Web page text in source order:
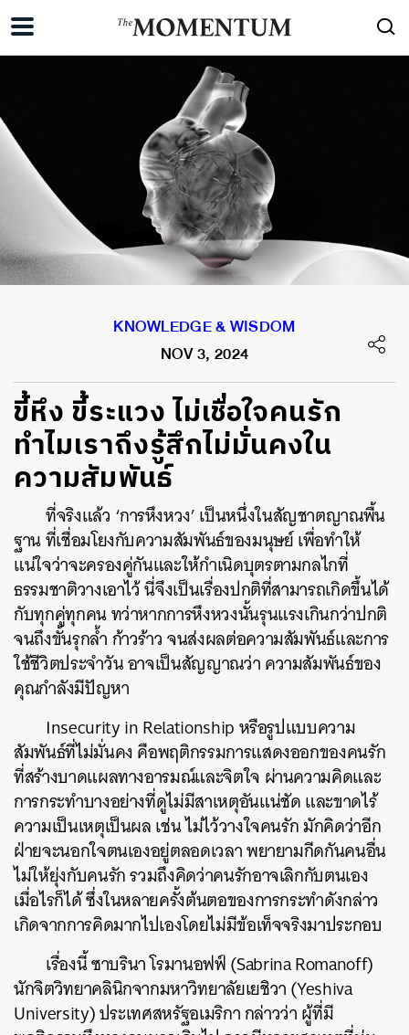
KNOWLEDGE & WISDOM
NOV 3, 2024
ขี้หึง ขี้ระแวง ไม่เชื่อใจคนรัก
ทำไมเราถึงรู้สึกไม่มั่นคงใน
ความสัมพันธ์
ที่จริงแล้ว ‘การหึงหวง’ เป็นหนึ่งในสัญชาตญาณพื้น
ฐาน ที่เชื่อมโยงกับความสัมพันธ์ของมนุษย์ เพื่อทำให้
แน่ใจว่าจะครองคู่กันและให้กำเนิดบุตรตามกลไกที่
ธรรมชาติวางเอาไว้ นี่จึงเป็นเรื่องปกติที่สามารถเกิดขึ้นได้
กับทุกคู่ทุกคน ทว่าหากการหึงหวงนั้นรุนแรงเกินกว่าปกติ
จนถึงขั้นรุกล้ำ ก้าวร้าว จนส่งผลต่อความสัมพันธ์และการ
ใช้ชีวิตประจำวัน อาจเป็นสัญญาณว่า ความสัมพันธ์ของ
คุณกำลังมีปัญหา
Insecurity in Relationship หรือรูปแบบความ
สัมพันธ์ที่ไม่มั่นคง คือพฤติกรรมการแสดงออกของคนรัก
ที่สร้างบาดแผลทางอารมณ์และจิตใจ ผ่านความคิดและ
การกระทำบางอย่างที่ดูไม่มีสาเหตุอันแน่ชัด และขาดไร้
ความเป็นเหตุเป็นผล เช่น ไม่ไว้วางใจคนรัก มักคิดว่าอีก
ฝ่ายจะนอกใจตนเองอยู่ตลอดเวลา พยายามกีดกันคนอื่น
ไม่ให้ยุ่งกับคนรัก รวมถึงคิดว่าคนรักอาจเลิกกับตนเอง
เมื่อไรก็ได้ ซึ่งในหลายครั้งต้นตอของการกระทำดังกล่าว
เกิดจากการคิดมากไปเองโดยไม่มีข้อเท็จจริงมาประกอบ
เรื่องนี้ ซาบรินา โรมานอฟฟ์ (Sabrina Romanoff)
นักจิตวิทยาคลินิกจากมหาวิทยาลัยเยชิวา (Yeshiva
University) ประเทศสหรัฐอเมริกา กล่าวว่า ผู้ที่มี